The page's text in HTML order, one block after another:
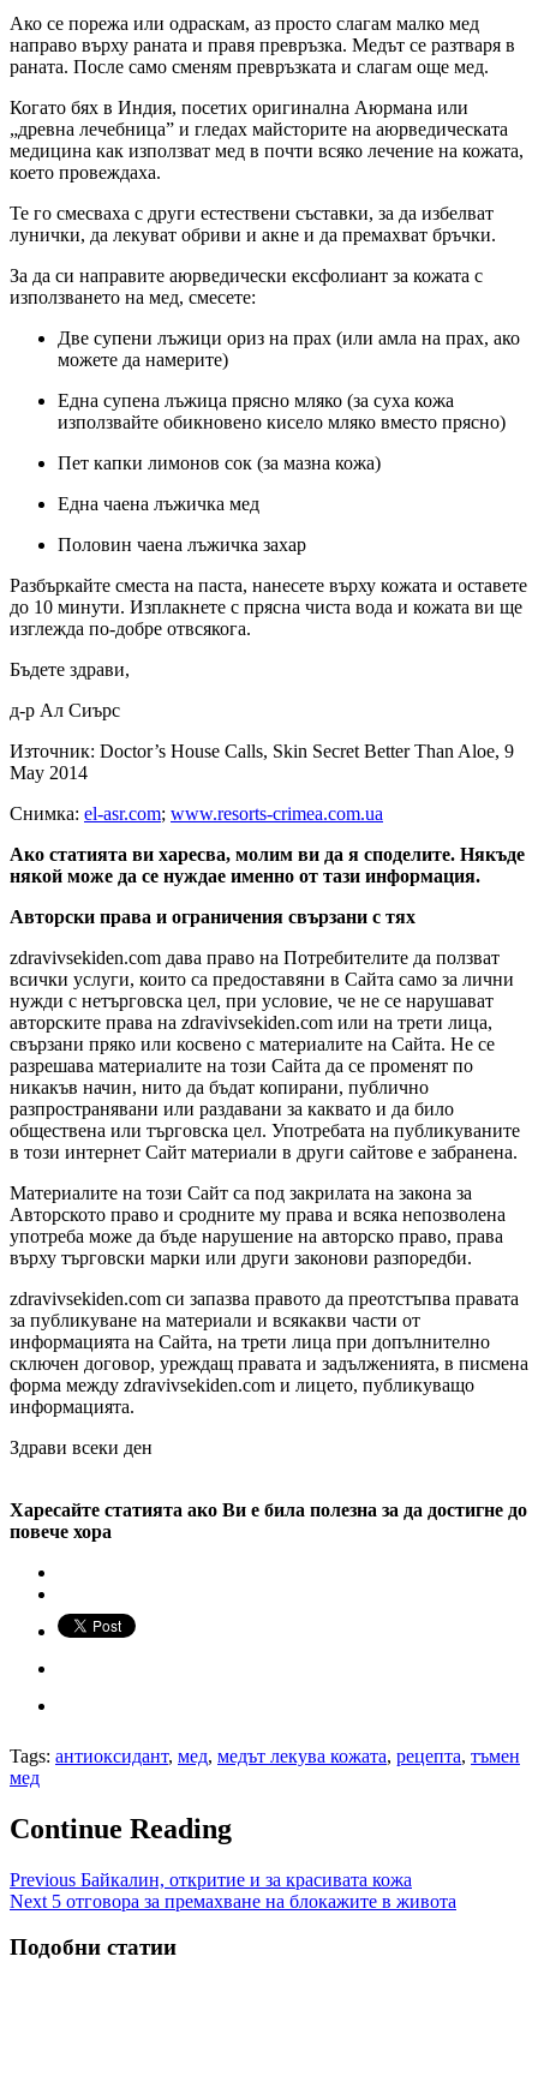
Ако се порежа или одраскам, аз просто слагам малко мед
направо върху раната и правя превръзка. Медът се разтваря в
раната. После само сменям превръзката и слагам още мед.
Когато бях в Индия, посетих оригинална Аюрмана или
„древна лечебница” и гледах майсторите на аюрведическата
медицина как използват мед в почти всяко лечение на кожата,
което провеждаха.
Те го смесваха с други естествени съставки, за да избелват
лунички, да лекуват обриви и акне и да премахват бръчки.
За да си направите аюрведически ексфолиант за кожата с
използването на мед, смесете:
Две супени лъжици ориз на прах (или амла на прах, ако
можете да намерите)
Една супена лъжица прясно мляко (за суха кожа
използвайте обикновено кисело мляко вместо прясно)
Пет капки лимонов сок (за мазна кожа)
Една чаена лъжичка мед
Половин чаена лъжичка захар
Разбъркайте сместа на паста, нанесете върху кожата и оставете
до 10 минути. Изплакнете с прясна чиста вода и кожата ви ще
изглежда по-добре отвсякога.
Бъдете здрави,
д-р Ал Сиърс
Източник: Doctor’s House Calls, Skin Secret Better Than Aloe, 9
May 2014
Снимка: el-asr.com; www.resorts-crimea.com.ua
Ако статията ви харесва, молим ви да я споделите. Някъде
някой може да се нуждае именно от тази информация.
Авторски права и ограничения свързани с тях
zdravivsekiden.com дава право на Потребителите да ползват
всички услуги, които са предоставяни в Сайта само за лични
нужди с нетърговска цел, при условие, че не се нарушават
авторските права на zdravivsekiden.com или на трети лица,
свързани пряко или косвено с материалите на Сайта. Не се
разрешава материалите на този Сайта да се променят по
никакъв начин, нито да бъдат копирани, публично
разпространявани или раздавани за каквато и да било
обществена или търговска цел. Употребата на публикуваните
в този интернет Сайт материали в други сайтове е забранена.
Материалите на този Сайт са под закрилата на закона за
Авторското право и сродните му права и всяка непозволена
употреба може да бъде нарушение на авторско право, права
върху търговски марки или други законови разпоредби.
zdravivsekiden.com си запазва правото да преотстъпва правата
за публикуване на материали и всякакви части от
информацията на Сайта, на трети лица при допълнително
сключен договор, уреждащ правата и задълженията, в писмена
форма между zdravivsekiden.com и лицето, публикуващо
информацията.
Здрави всеки ден
Харесайте статията ако Ви е била полезна за да достигне до
повече хора
Tags: антиоксидант, мед, медът лекува кожата, рецепта, тъмен
мед
Continue Reading
Previous Байкалин, откритие и за красивата кожа
Next 5 отговора за премахване на блокажите в живота
Подобни статии